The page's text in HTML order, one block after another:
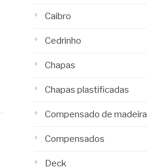
Caibro
Cedrinho
Chapas
Chapas plastificadas
Compensado de madeira
Compensados
Deck